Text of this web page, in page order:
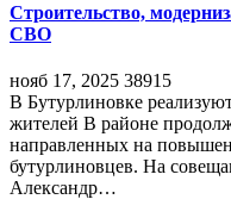
Строительство,
СВО
нояб 17, 2025 38915
В Бутурлиновке
жителей В районе
направленных на
бутурлиновцев. На
Александр…